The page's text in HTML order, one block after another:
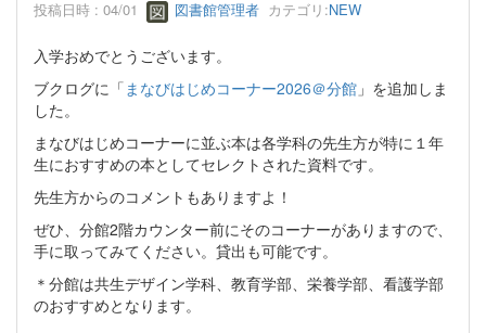
投稿日時 : 04/01 図書館管理者 カテゴリ:NEW
入学おめでとうございます。
ブクログに「 まなびはじめコーナー2026＠分館 」を追加しま
した。
まなびはじめコーナーに並ぶ本は各学科の先生方が特に１年
生におすすめの本としてセレクトされた資料です。
先生方からのコメントもありますよ！
ぜひ、分館2階カウンター前にそのコーナーがありますので、
手に取ってみてください。貸出も可能です。
＊分館は共生デザイン学科、教育学部、栄養学部、看護学部
のおすすめとなります。